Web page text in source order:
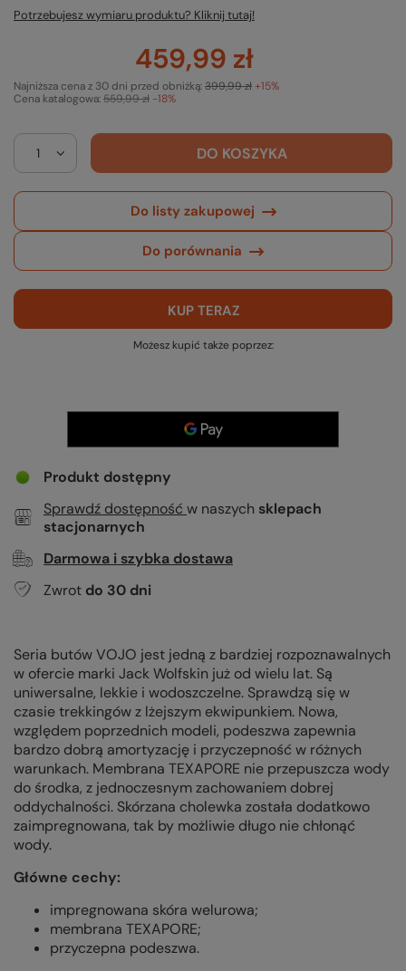
Potrzebujesz wymiaru produktu? Kliknij tutaj!
459,99 zł
Cena katalogowa:559,99 zł -18%
Najniższa cena z 30 dni przed obniżką:399,99 zł +15%
DO KOSZYKA
Do listy zakupowej
Do porównania
KUP TERAZ
Możesz kupić także poprzez:
Produkt dostępny
Sprawdź dostępność w naszych sklepach
stacjonarnych
Darmowa i szybka dostawa
Zwrot do 30 dni
Seria butów VOJO jest jedną z bardziej rozpoznawalnych
w ofercie marki Jack Wolfskin już od wielu lat. Są
uniwersalne, lekkie i wodoszczelne. Sprawdzą się w
czasie trekkingów z lżejszym ekwipunkiem. Nowa,
względem poprzednich modeli, podeszwa zapewnia
bardzo dobrą amortyzację i przyczepność w różnych
warunkach. Membrana TEXAPORE nie przepuszcza wody
do środka, z jednoczesnym zachowaniem dobrej
oddychalności. Skórzana cholewka została dodatkowo
zaimpregnowana, tak by możliwie długo nie chłonąć
wody.
Główne cechy:
impregnowana skóra welurowa;
membrana TEXAPORE;
przyczepna podeszwa.